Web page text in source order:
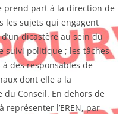
prend part à la direction de
les sujets qui engagent
dicastère au sein du
suivi politique ; les tâches
des responsables de
dont elle a la
du Conseil. En dehors de
représenter l’EREN, par